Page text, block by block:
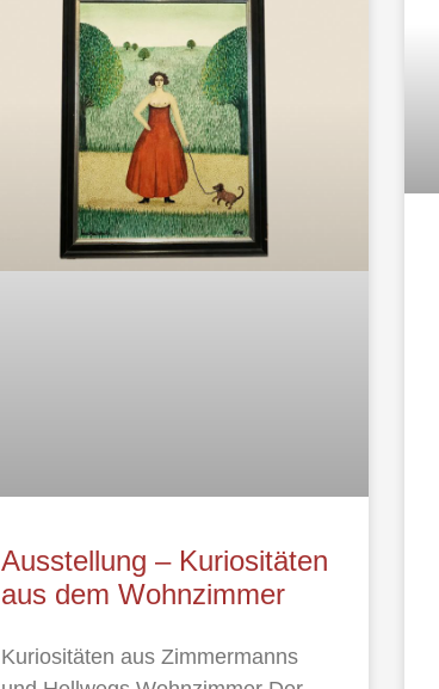
Ausstellung – Kuriositäten
aus dem Wohnzimmer
Kuriositäten aus Zimmermanns